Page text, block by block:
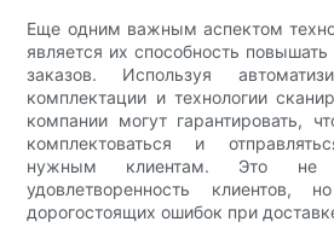
Еще одним важным аспектом
является их способность
заказов. Используя
комплектации и технологии
компании могут гарантировать,
комплектоваться и
нужным клиентам. Это не
удовлетворенность
дорогостоящих ошибок при